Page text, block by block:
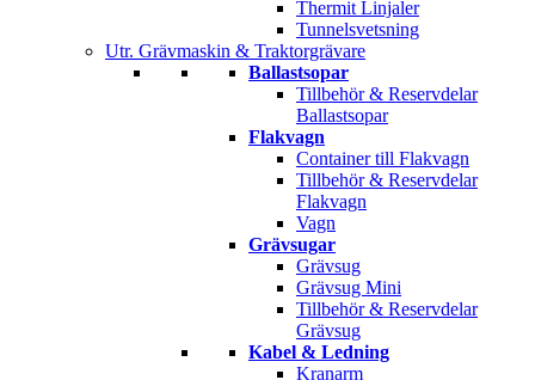
Thermit Linjaler
Tunnelsvetsning
Utr. Grävmaskin & Traktorgrävare
Ballastsopar
Tillbehör & Reservdelar
Ballastsopar
Flakvagn
Container till Flakvagn
Tillbehör & Reservdelar
Flakvagn
Vagn
Grävsugar
Grävsug
Grävsug Mini
Tillbehör & Reservdelar
Grävsug
Kabel & Ledning
Kranarm